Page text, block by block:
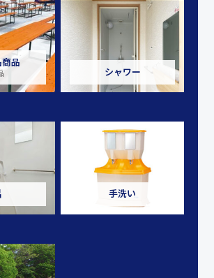
品
シャワー
手洗い